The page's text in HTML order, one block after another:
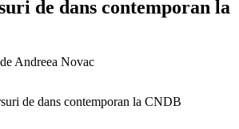
de dans contemporan la
Andreea Novac